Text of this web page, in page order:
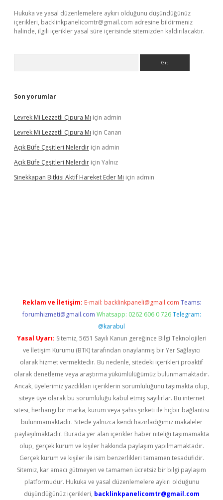
Hukuka ve yasal düzenlemelere aykırı olduğunu düşündüğünüz
içerikleri, backlinkpanelicomtr@gmail.com adresine bildirmeniz
halinde, ilgili içerikler yasal süre içerisinde sitemizden kaldırılacaktır.
Son yorumlar
Levrek Mi Lezzetli Çipura Mı için admin
Levrek Mi Lezzetli Çipura Mı için Canan
Açık Büfe Çeşitleri Nelerdir için admin
Açık Büfe Çeşitleri Nelerdir için Yalnız
Sinekkapan Bitkisi Aktif Hareket Eder Mi için admin
Reklam ve İletişim: E-mail: backlinkpaneli@gmail.com Teams:
forumhizmeti@gmail.com Whatsapp: 0262 606 0 726 Telegram:
@karabul
Yasal Uyarı: Sitemiz, 5651 Sayılı Kanun gereğince Bilgi Teknolojileri
ve İletişim Kurumu (BTK) tarafından onaylanmış bir Yer Sağlayıcı
olarak hizmet vermektedir. Bu nedenle, sitedeki içerikleri proaktif
olarak denetleme veya araştırma yükümlülüğümüz bulunmamaktadır.
Ancak, üyelerimiz yazdıkları içeriklerin sorumluluğunu taşımakta olup,
siteye üye olarak bu sorumluluğu kabul etmiş sayılırlar. Bu internet
sitesi, herhangi bir marka, kurum veya şahıs şirketi ile hiçbir bağlantısı
bulunmamaktadır. Sitede yalnızca kendi hazırladığımız makaleler
paylaşılmaktadır. Burada yer alan içerikler haber niteliği taşımamakta
olup, gerçek kurum ve kişiler hakkında paylaşım yapılmamaktadır.
Gerçek kurum ve kişiler ile isim benzerlikleri tamamen tesadüfidir.
Sitemiz, kar amacı gütmeyen ve tamamen ücretsiz bir bilgi paylaşım
platformudur. Hukuka ve yasal düzenlemelere aykırı olduğunu
düşündüğünüz içerikleri, backlinkpanelicomtr@gmail.com